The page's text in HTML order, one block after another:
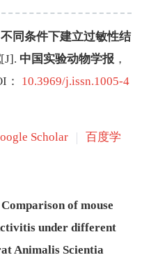
不同条件下建立过敏性结
[J] . 中国实验动物学报 ，
： 10.3969/j.issn.1005-4
Scholar 百度学
Comparison of mouse
under different
Animalis Scientia